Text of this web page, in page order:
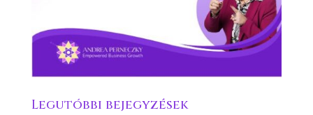
Legutóbbi bejegyzések